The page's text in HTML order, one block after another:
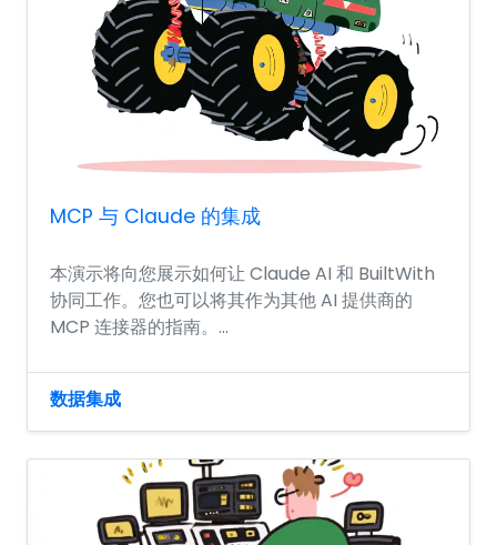
MCP 与 Claude 的集成
本演示将向您展示如何让 Claude AI 和 BuiltWith
协同工作。您也可以将其作为其他 AI 提供商的
MCP 连接器的指南。...
数据集成